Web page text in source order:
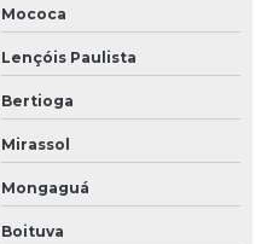
Mococa
Lençóis Paulista
Bertioga
Mirassol
Mongaguá
Boituva